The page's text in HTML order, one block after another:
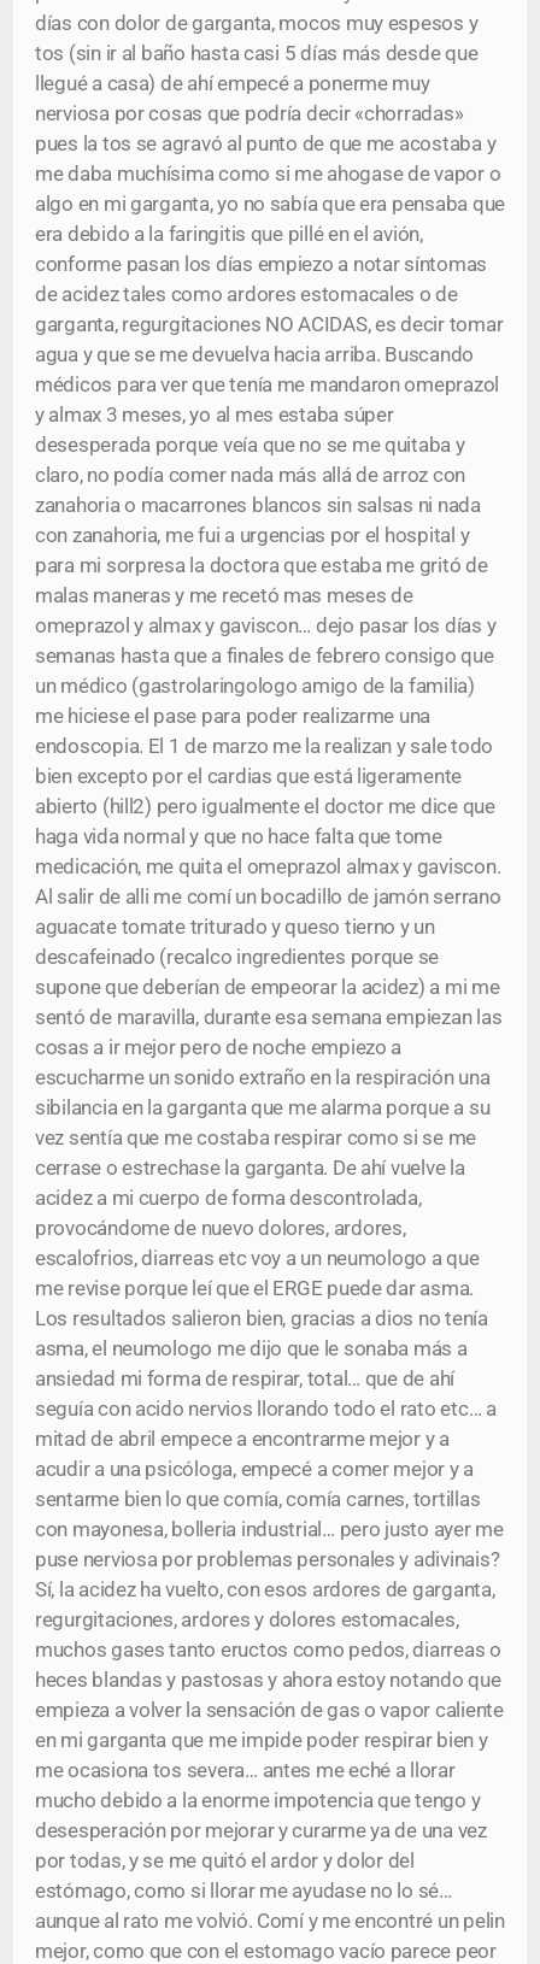
días con dolor de garganta, mocos muy espesos y
tos (sin ir al baño hasta casi 5 días más desde que
llegué a casa) de ahí empecé a ponerme muy
nerviosa por cosas que podría decir «chorradas»
pues la tos se agravó al punto de que me acostaba y
me daba muchísima como si me ahogase de vapor o
algo en mi garganta, yo no sabía que era pensaba que
era debido a la faringitis que pillé en el avión,
conforme pasan los días empiezo a notar síntomas
de acidez tales como ardores estomacales o de
garganta, regurgitaciones NO ACIDAS, es decir tomar
agua y que se me devuelva hacia arriba. Buscando
médicos para ver que tenía me mandaron omeprazol
y almax 3 meses, yo al mes estaba súper
desesperada porque veía que no se me quitaba y
claro, no podía comer nada más allá de arroz con
zanahoria o macarrones blancos sin salsas ni nada
con zanahoria, me fui a urgencias por el hospital y
para mi sorpresa la doctora que estaba me gritó de
malas maneras y me recetó mas meses de
omeprazol y almax y gaviscon… dejo pasar los días y
semanas hasta que a finales de febrero consigo que
un médico (gastrolaringologo amigo de la familia)
me hiciese el pase para poder realizarme una
endoscopia. El 1 de marzo me la realizan y sale todo
bien excepto por el cardias que está ligeramente
abierto (hill2) pero igualmente el doctor me dice que
haga vida normal y que no hace falta que tome
medicación, me quita el omeprazol almax y gaviscon.
Al salir de alli me comí un bocadillo de jamón serrano
aguacate tomate triturado y queso tierno y un
descafeinado (recalco ingredientes porque se
supone que deberían de empeorar la acidez) a mi me
sentó de maravilla, durante esa semana empiezan las
cosas a ir mejor pero de noche empiezo a
escucharme un sonido extraño en la respiración una
sibilancia en la garganta que me alarma porque a su
vez sentía que me costaba respirar como si se me
cerrase o estrechase la garganta. De ahí vuelve la
acidez a mi cuerpo de forma descontrolada,
provocándome de nuevo dolores, ardores,
escalofrios, diarreas etc voy a un neumologo a que
me revise porque leí que el ERGE puede dar asma.
Los resultados salieron bien, gracias a dios no tenía
asma, el neumologo me dijo que le sonaba más a
ansiedad mi forma de respirar, total… que de ahí
seguía con acido nervios llorando todo el rato etc… a
mitad de abril empece a encontrarme mejor y a
acudir a una psicóloga, empecé a comer mejor y a
sentarme bien lo que comía, comía carnes, tortillas
con mayonesa, bolleria industrial… pero justo ayer me
puse nerviosa por problemas personales y adivinais?
Sí, la acidez ha vuelto, con esos ardores de garganta,
regurgitaciones, ardores y dolores estomacales,
muchos gases tanto eructos como pedos, diarreas o
heces blandas y pastosas y ahora estoy notando que
empieza a volver la sensación de gas o vapor caliente
en mi garganta que me impide poder respirar bien y
me ocasiona tos severa… antes me eché a llorar
mucho debido a la enorme impotencia que tengo y
desesperación por mejorar y curarme ya de una vez
por todas, y se me quitó el ardor y dolor del
estómago, como si llorar me ayudase no lo sé…
aunque al rato me volvió. Comí y me encontré un pelin
mejor, como que con el estomago vacío parece peor